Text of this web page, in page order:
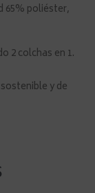
65% poliéster,
2 colchas en 1.
y de